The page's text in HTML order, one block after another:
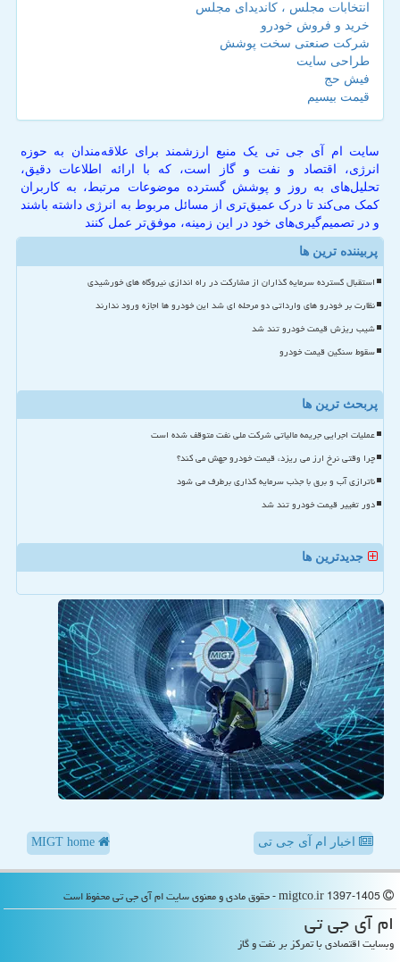
انتخابات مجلس ، کاندیدای مجلس
خرید و فروش خودرو
شرکت صنعتی سخت پوشش
طراحی سایت
فیش حج
قیمت بیسیم
سایت ام آی جی تی یک منبع ارزشمند برای علاقه‌مندان به حوزه
انرژی، اقتصاد و نفت و گاز است، که با ارائه اطلاعات دقیق،
تحلیل‌های به روز و پوشش گسترده موضوعات مرتبط، به کاربران
کمک می‌کند تا درک عمیق‌تری از مسائل مربوط به انرژی داشته باشند
و در تصمیم‌گیری‌های خود در این زمینه، موفق‌تر عمل کنند
پربیننده ترین ها
استقبال گسترده سرمایه گذاران از مشارکت در راه اندازی نیروگاه های خورشیدی
نظارت بر خودرو های وارداتی دو مرحله ای شد این خودرو ها اجازه ورود ندارند
شیب ریزش قیمت خودرو تند شد
سقوط سنگین قیمت خودرو
پربحث ترین ها
عملیات اجرایی جریمه مالیاتی شرکت ملی نفت متوقف شده است
چرا وقتی نرخ ارز می ریزد، قیمت خودرو جهش می کند؟
ناترازی آب و برق با جذب سرمایه گذاری برطرف می شود
دور تغییر قیمت خودرو تند شد
جدیدترین ها
اخبار ام آی جی تی
ام آی جی تی
وبسایت اقتصادی با تمرکز بر نفت و گاز